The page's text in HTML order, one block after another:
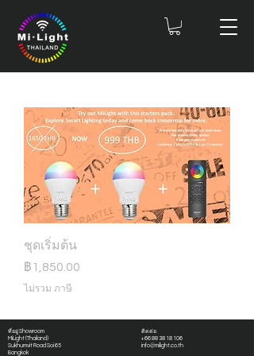
ชุดเริ่มต้น
ราคา
฿1,850.00
ไม่รวม ภาษี
ที่อยู่ Showroom
MiLight (Thailand)
Sukhumvit Road Soi 65
Bangkok
ติดต่อ
+66 88 38 18 106
info@milight.co.th